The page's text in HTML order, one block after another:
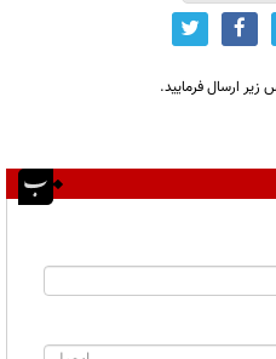
زیر ارسال فرمایید.